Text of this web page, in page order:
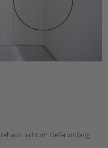
nicht im Lieferumfang